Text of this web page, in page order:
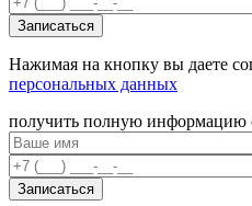
Нажимая на кнопку вы даете
персональных данных
получить полную информацию